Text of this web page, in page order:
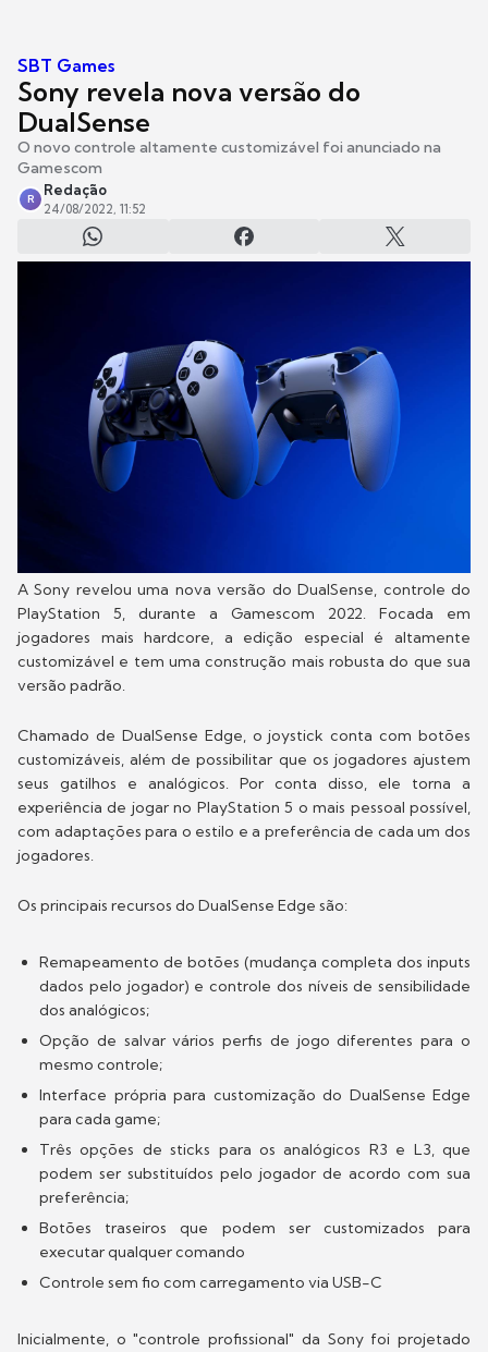
SBT Games
Sony revela nova versão do
DualSense
O novo controle altamente customizável foi anunciado na
Gamescom
R
Redação
24/08/2022, 11:52
A Sony revelou uma nova versão do DualSense, controle do
PlayStation 5, durante a Gamescom 2022. Focada em
jogadores mais hardcore, a edição especial é altamente
customizável e tem uma construção mais robusta do que sua
versão padrão.
Chamado de DualSense Edge, o joystick conta com botões
customizáveis, além de possibilitar que os jogadores ajustem
seus gatilhos e analógicos. Por conta disso, ele torna a
experiência de jogar no PlayStation 5 o mais pessoal possível,
com adaptações para o estilo e a preferência de cada um dos
jogadores.
Os principais recursos do DualSense Edge são:
Remapeamento de botões (mudança completa dos inputs
dados pelo jogador) e controle dos níveis de sensibilidade
dos analógicos;
Opção de salvar vários perfis de jogo diferentes para o
mesmo controle;
Interface própria para customização do DualSense Edge
para cada game;
Três opções de sticks para os analógicos R3 e L3, que
podem ser substituídos pelo jogador de acordo com sua
preferência;
Botões traseiros que podem ser customizados para
executar qualquer comando
Controle sem fio com carregamento via USB-C
Inicialmente, o "controle profissional" da Sony foi projetado